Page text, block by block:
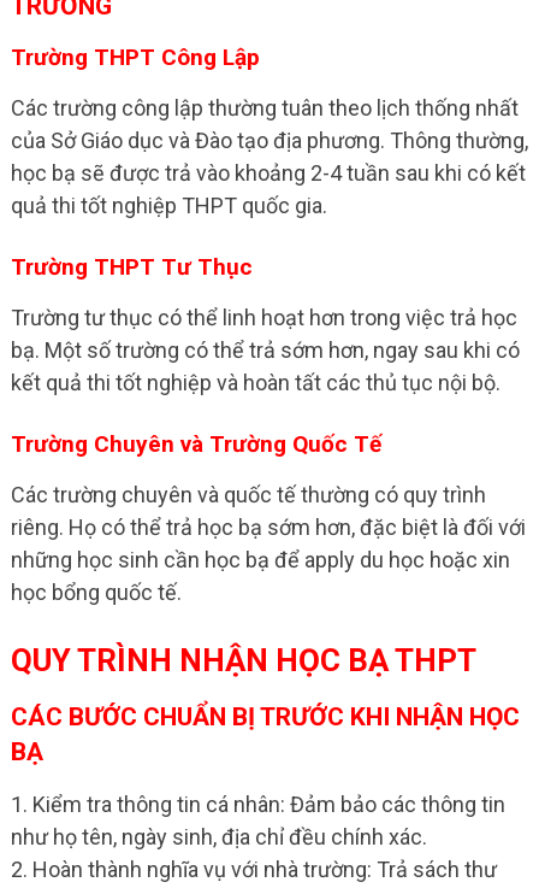
TRƯỜNG
Trường THPT Công Lập
Các trường công lập thường tuân theo lịch thống nhất
của Sở Giáo dục và Đào tạo địa phương. Thông thường,
học bạ sẽ được trả vào khoảng 2-4 tuần sau khi có kết
quả thi tốt nghiệp THPT quốc gia.
Trường THPT Tư Thục
Trường tư thục có thể linh hoạt hơn trong việc trả học
bạ. Một số trường có thể trả sớm hơn, ngay sau khi có
kết quả thi tốt nghiệp và hoàn tất các thủ tục nội bộ.
Trường Chuyên và Trường Quốc Tế
Các trường chuyên và quốc tế thường có quy trình
riêng. Họ có thể trả học bạ sớm hơn, đặc biệt là đối với
những học sinh cần học bạ để apply du học hoặc xin
học bổng quốc tế.
QUY TRÌNH NHẬN HỌC BẠ THPT
CÁC BƯỚC CHUẨN BỊ TRƯỚC KHI NHẬN HỌC
BẠ
1. Kiểm tra thông tin cá nhân: Đảm bảo các thông tin
như họ tên, ngày sinh, địa chỉ đều chính xác.
2. Hoàn thành nghĩa vụ với nhà trường: Trả sách thư